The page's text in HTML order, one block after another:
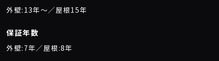
外壁:13年〜／屋根15年
保証年数
外壁:7年／屋根:8年